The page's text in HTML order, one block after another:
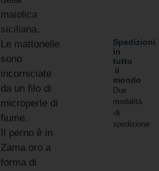
maiolica
siciliana.
Le mattonelle
sono
incorniciate
da un filo di
microperle di
fiume.
Il perno è in
Zama oro a
forma di
Spedizioni
in
tutto
il
mondo
Due
modalità
di
spedizione